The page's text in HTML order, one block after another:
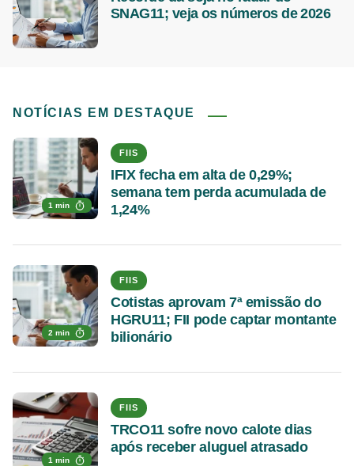
SNAG11; veja os números de 2026
NOTÍCIAS EM DESTAQUE
1 min
FIIS
IFIX fecha em alta de 0,29%;
semana tem perda acumulada de
1,24%
2 min
FIIS
Cotistas aprovam 7ª emissão do
HGRU11; FII pode captar montante
bilionário
1 min
FIIS
TRCO11 sofre novo calote dias
após receber aluguel atrasado